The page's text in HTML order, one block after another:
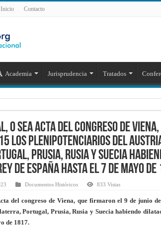
Inicio Contacto
Academia Jurisprudencia Tratados
o sea Acta del congreso de
los plenipotenciarios del
Prusia, Rusia y Suecia
de España hasta el 7 de mayo de
Documentos Históricos 833 Vistas
del congreso de Viena, que firmaron el 9 de junio
Portugal, Prusia, Rusia y Suecia habiendo
de 1817.